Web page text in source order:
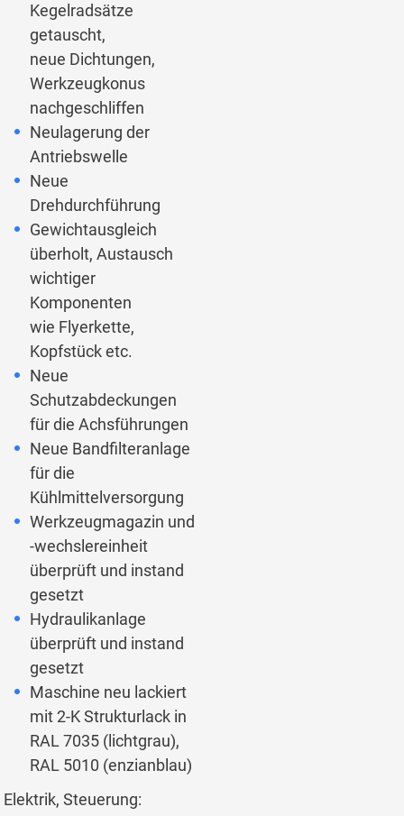
Kegelradsätze
getauscht,
neue Dichtungen,
Werkzeugkonus
nachgeschliffen
Neulagerung der
Antriebswelle
Neue
Drehdurchführung
Gewichtausgleich
überholt, Austausch
wichtiger
Komponenten
wie Flyerkette,
Kopfstück etc.
Neue
Schutzabdeckungen
für die Achsführungen
Neue Bandfilteranlage
für die
Kühlmittelversorgung
Werkzeugmagazin und
-wechslereinheit
überprüft und instand
gesetzt
Hydraulikanlage
überprüft und instand
gesetzt
Maschine neu lackiert
mit 2-K Strukturlack in
RAL 7035 (lichtgrau),
RAL 5010 (enzianblau)
Elektrik, Steuerung: